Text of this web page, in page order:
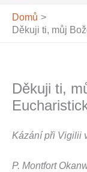
Domů
Děkuji ti, můj
Děkuji ti,
Kázání při Vigilii
P. Montfort